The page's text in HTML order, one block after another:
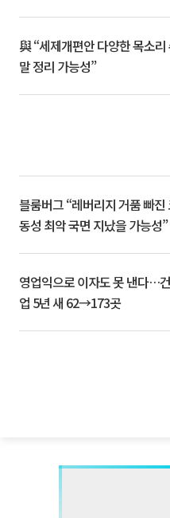
與 “세제개편안 다양한 목소
말 정리 가능성”
블룸버그 “레버리지 거품 빠진
동성 최악 국면 지났을 가능성”
영업익으로 이자도 못 낸다…
업 5년 새 62→173곳